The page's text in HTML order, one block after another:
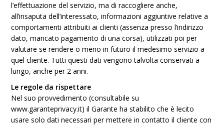
l’effettuazione del servizio, ma di raccogliere anche,
all’insaputa dell’interessato, informazioni aggiuntive relative a
comportamenti attribuiti ai clienti (assenza presso l’indirizzo
dato, mancato pagamento di una corsa), utilizzati poi per
valutare se rendere o meno in futuro il medesimo servizio a
quel cliente. Tutti questi dati vengono talvolta conservati a
lungo, anche per 2 anni.
Le regole da rispettare
Nel suo provvedimento (consultabile su
www.garanteprivacy.it) il Garante ha stabilito che è lecito
usare solo dati necessari per mettere in contatto il cliente con